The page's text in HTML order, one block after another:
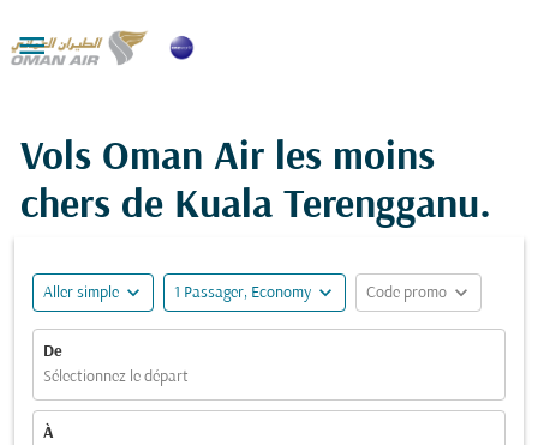

Vols Oman Air les moins
chers de Kuala Terengganu.
Aller simple expand_more 1 Passager, Economy expand_more Code promo expand_more
De
Sélectionnez le départ
À